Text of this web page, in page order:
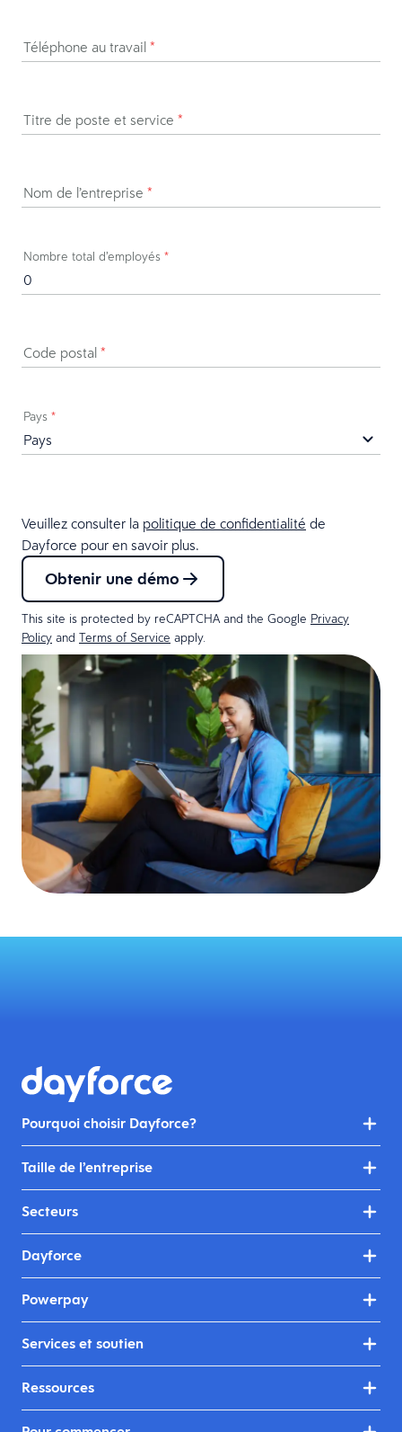
Téléphone au travail *
Titre de poste et service *
Nom de l’entreprise *
Nombre total d’employés *
Code postal *
Pays *
Veuillez consulter la politique de confidentialité de
Dayforce pour en savoir plus.
Obtenir une démo
This site is protected by reCAPTCHA and the Google Privacy
Policy and Terms of Service apply.
Pourquoi choisir Dayforce?
Taille de l’entreprise
Secteurs
Dayforce
Powerpay
Services et soutien
Ressources